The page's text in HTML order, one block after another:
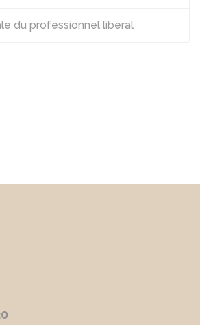
du professionnel libéral